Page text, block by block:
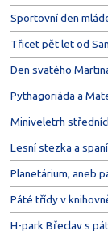
Sportovní den
Třicet pět let od
Den svatého
Pythagoriáda a
Miniveletrh
Lesní stezka a spaní
Planetárium, aneb
Páté třídy v
H-park Břeclav s